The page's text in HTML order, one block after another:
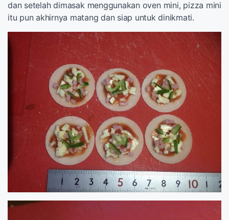
dan setelah dimasak menggunakan oven mini, pizza mini
itu pun akhirnya matang dan siap untuk dinikmati.